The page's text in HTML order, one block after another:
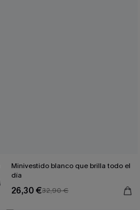
Minivestido blanco que brilla todo el
día
26,30 €32,90 €